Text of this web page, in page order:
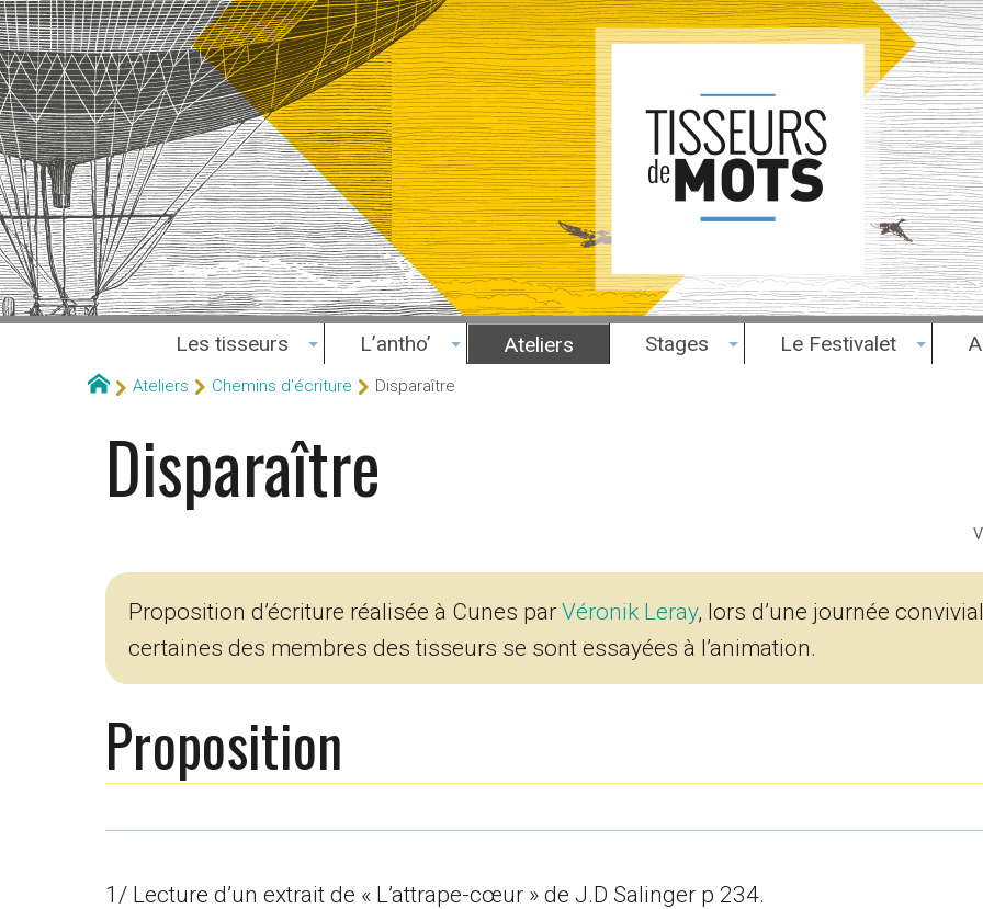
Les tisseurs L’antho’ Ateliers Stages Le Festivalet
Ateliers Chemins d’écriture Disparaître
Disparaître
Proposition d’écriture réalisée à Cunes par Véronik Leray, lors d’une journée
certaines des membres des tisseurs se sont essayées à l’animation.
Proposition
1/ Lecture d’un extrait de « L’attrape-cœur » de J.D Salinger p 234.